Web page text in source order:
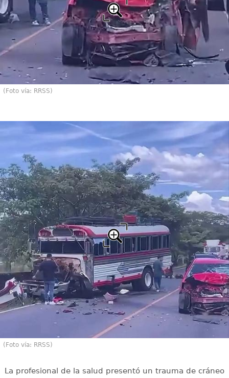
(Foto vía: RRSS)
(Foto vía: RRSS)
La profesional de la salud presentó un trauma de cráneo